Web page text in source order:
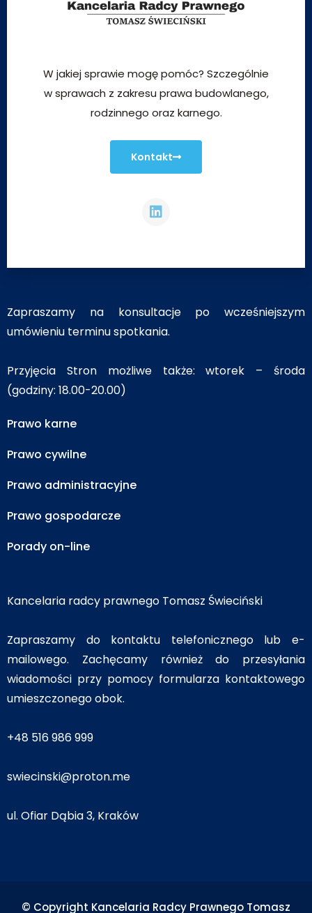
W jakiej sprawie mogę pomóc? Szczególnie
w sprawach z zakresu prawa budowlanego,
rodzinnego oraz karnego.
Kontakt
Zapraszamy na konsultacje po wcześniejszym
umówieniu terminu spotkania.
Przyjęcia Stron możliwe także: wtorek – środa
(godziny: 18.00-20.00)
Prawo karne
Prawo cywilne
Prawo administracyjne
Prawo gospodarcze
Porady on-line
Kancelaria radcy prawnego Tomasz Świeciński
Zapraszamy do kontaktu telefonicznego lub e-
mailowego. Zachęcamy również do przesyłania
wiadomości przy pomocy formularza kontaktowego
umieszczonego obok.
+48 516 986 999
swiecinski@proton.me
ul. Ofiar Dąbia 3, Kraków
© Copyright Kancelaria Radcy Prawnego Tomasz